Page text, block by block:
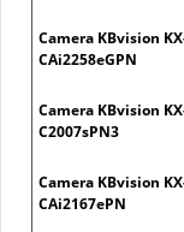
Camera KBvision
CAi2258eGPN
Camera KBvision
C2007sPN3
Camera KBvision
CAi2167ePN